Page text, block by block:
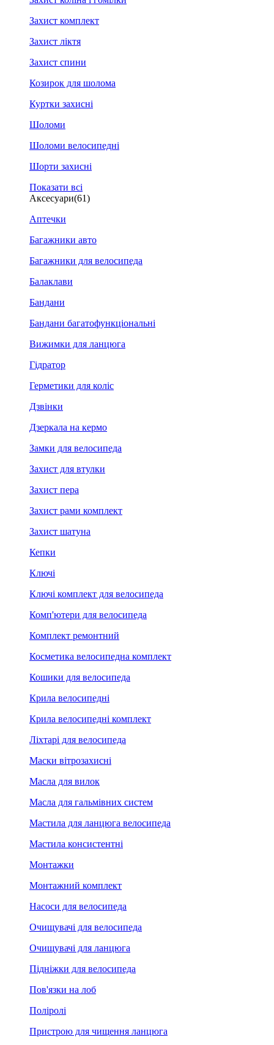
Захист комплект
Захист ліктя
Захист спини
Козирок для шолома
Куртки захисні
Шоломи
Шоломи велосипедні
Шорти захисні
Показати всі
Аксесуари(61)
Аптечки
Багажники авто
Багажники для велосипеда
Балаклави
Бандани
Бандани багатофункціональні
Вижимки для ланцюга
Гідратор
Герметики для коліс
Дзвінки
Дзеркала на кермо
Замки для велосипеда
Захист для втулки
Захист пера
Захист рами комплект
Захист шатуна
Кепки
Ключі
Ключі комплект для велосипеда
Комп'ютери для велосипеда
Комплект ремонтний
Косметика велосипедна комплект
Кошики для велосипеда
Крила велосипедні
Крила велосипедні комплект
Ліхтарі для велосипеда
Маски вітрозахисні
Масла для вилок
Масла для гальмівних систем
Мастила для ланцюга велосипеда
Мастила консистентні
Монтажки
Монтажний комплект
Насоси для велосипеда
Очищувачі для велосипеда
Очищувачі для ланцюга
Підніжки для велосипеда
Пов'язки на лоб
Поліролі
Пристрою для чищення ланцюга